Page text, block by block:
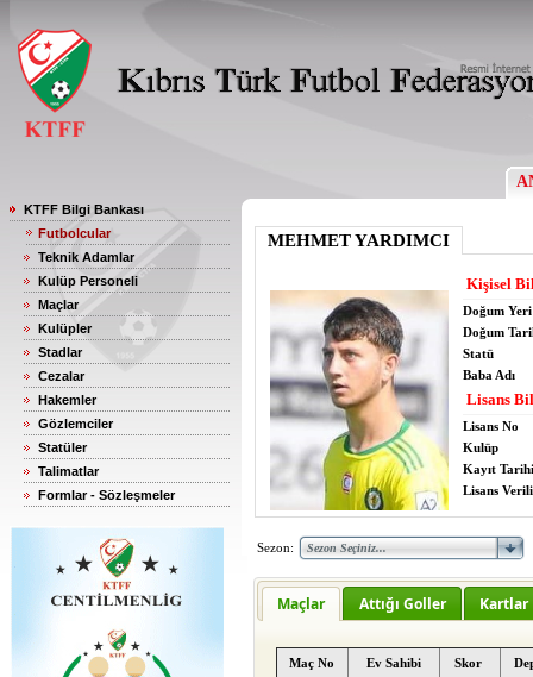
KTFF Bilgi Bankası
Futbolcular
Teknik Adamlar
Kulüp Personeli
Maçlar
Kulüpler
Stadlar
Cezalar
Hakemler
Gözlemciler
Statüler
Talimatlar
Formlar - Sözleşmeler
MEHMET YARDIMCI
Kişisel
Doğum Yeri
Doğum
Statü
Baba Adı
Lisans
Lisans No
Kulüp
Kayıt Tarihi
Lisans
Sezon:
Maçlar Attığı Goller Kartlar
Maç No Ev Sahibi Skor